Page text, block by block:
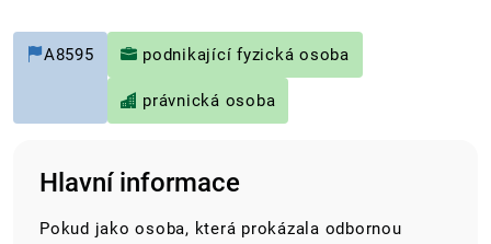
A8595 podnikající fyzická osoba
právnická osoba
Hlavní informace
Pokud jako osoba, která prokázala odbornou